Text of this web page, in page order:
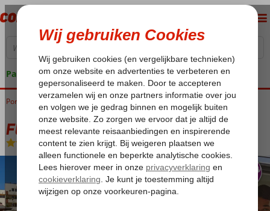
Pakketgarantie
Home
Portugal Algarve Olhos d'Agua Fly & Go Oceanus Aparthotel
Fly & Go Oceanus Aparthotel
Logies-Aparthotel